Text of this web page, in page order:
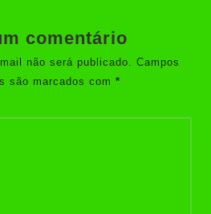
comentário
não será publicado. Campos
são marcados com *